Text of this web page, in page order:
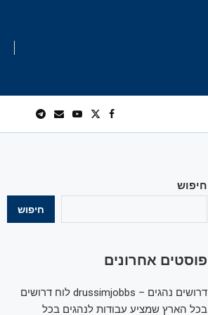
חיפוש
חיפוש
פוסטים אחרונים
דרושים נהגים – drussimjobbs לוח דרושים
בכל הארץ שמציע עבודות לנהגים בכל